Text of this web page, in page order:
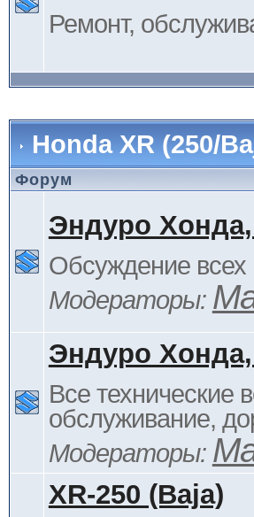
Ремонт,
Honda XR (250/
Форум
Эндуро
Обсуждение всех
Модераторы:
Эндуро Хонда,
Все технические
обслуживание,
Модераторы:
XR-250 (Baja)